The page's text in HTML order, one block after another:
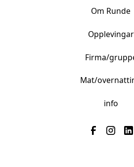
Om Runde
Opplevingar
Firma/
Mat/
info